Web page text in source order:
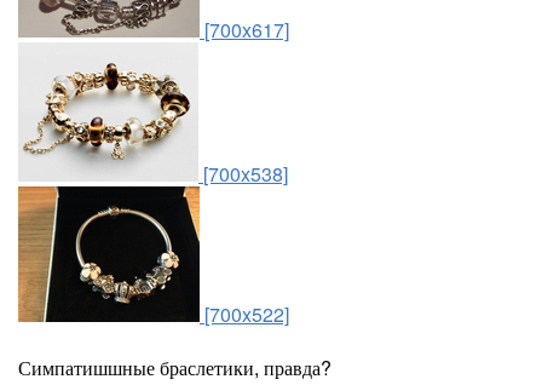
[700x617]
[700x538]
[700x522]
Симпатишшные браслетики, правда?